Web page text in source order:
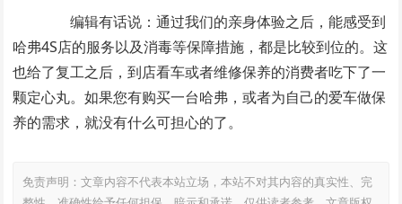
编辑有话说：通过我们的亲身体验之后，能感受到
哈弗4S店的服务以及消毒等保障措施，都是比较到位的。这
也给了复工之后，到店看车或者维修保养的消费者吃下了一
颗定心丸。如果您有购买一台哈弗，或者为自己的爱车做保
养的需求，就没有什么可担心的了。
免责声明：文章内容不代表本站立场，本站不对其内容的真实性、完